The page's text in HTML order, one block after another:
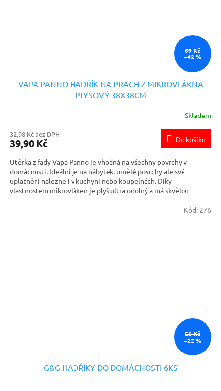
69 Kč
–42 %
VAPA PANNO HADŘÍK NA PRACH Z MIKROVLÁKNA
PLYŠOVÝ 38X38CM
Skladem
32,98 Kč bez DPH
39,90 Kč Do košíku
Utěrka z řady Vapa Panno je vhodná na všechny povrchy v
domácnosti. Ideální je na nábytek, umělé povrchy ale své
uplatnění nalezne i v kuchyni nebo koupelnách. Díky
vlastnostem mikrovláken je plyš ultra odolný a má skvělou
absorpční schopnost. Používejte nasucho tím se efektivně se
55 Kč
–22 %
G&G HADŘÍKY DO DOMÁCNOSTI 6KS
Kód: 276